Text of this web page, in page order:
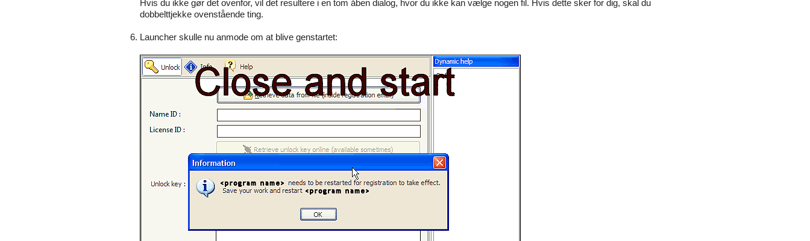
Hvis du ikke gør det ovenfor, vil det resultere i en tom åben dialog, hvor du ikke kan vælge nogen fil. Hvis dette sker for dig, skal du
dobbelttjekke ovenstående ting.
Launcher skulle nu anmode om at blive genstartet: